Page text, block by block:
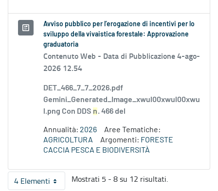
Avviso pubblico per l’erogazione di incentivi per lo
sviluppo della vivaistica forestale: Approvazione
graduatoria
Contenuto Web - Data di Pubblicazione 4-ago-
2026 12.54
DET_466_7_7_2026.pdf
Gemini_Generated_Image_xwul00xwul00xwu
l.png Con DDS n. 466 del
Annualità: 2026
Aree Tematiche:
AGRICOLTURA
Argomenti: FORESTE
CACCIA PESCA E BIODIVERSITÀ
4 ElementiPer pagina
Mostrati 5 - 8 su 12 risultati.